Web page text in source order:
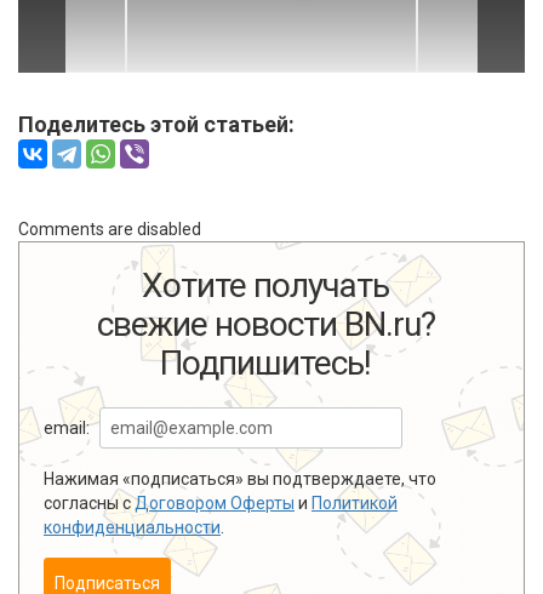
Поделитесь этой статьей:
Comments are disabled
Хотите получать
свежие новости BN.ru?
Подпишитесь!
email:
Нажимая «подписаться» вы подтверждаете, что
согласны сДоговором Оферты и Политикой
конфиденциальности
Подписаться